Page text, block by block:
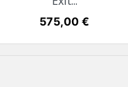
Preis
575,00 €